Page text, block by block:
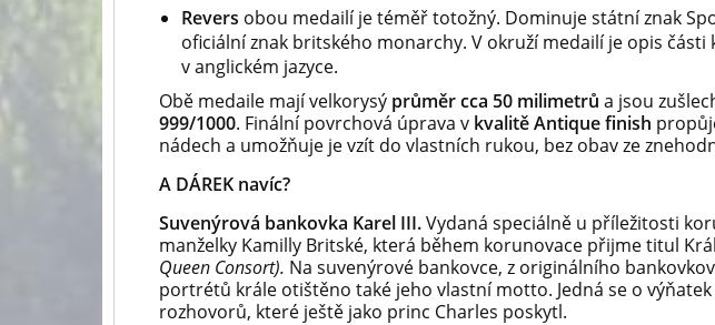
Revers obou medailí je téměř totožný. Dominuje státní znak
oficiální znak britského monarchy. V okruží medailí je opis části
v anglickém jazyce.
Obě medaile mají velkorysý průměr cca 50 milimetrů a jsou
999/1000. Finální povrchová úprava v kvalitě Antique finish
nádech a umožňuje je vzít do vlastních rukou, bez obav ze
A DÁREK navíc?
Suvenýrová bankovka Karel III.Vydaná speciálně u příležitosti
manželky Kamilly Britské, která během korunovace přijme titul
Queen Consort). Na suvenýrové bankovce, z originálního
portrétů krále otištěno také jeho vlastní motto. Jedná se o
rozhovorů, které ještě jako princ Charles poskytl.